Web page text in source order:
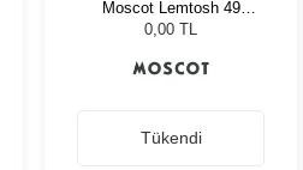
Moscot Lemtosh 49
Tortoise Ny Rose
0,00 TL
Tükendi